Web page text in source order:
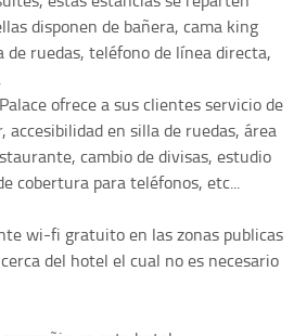
disponen de bañera, cama king
de ruedas, teléfono de línea directa,
ofrece a sus clientes servicio de
accesibilidad en silla de ruedas, área
cambio de divisas, estudio
cobertura para teléfonos, etc...
wi-fi gratuito en las zonas publicas
del hotel el cual no es necesario